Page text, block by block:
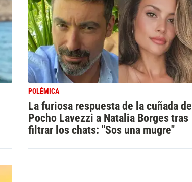
POLÉMICA
La furiosa respuesta de la cuñada del
Pocho Lavezzi a Natalia Borges tras
filtrar los chats: "Sos una mugre"